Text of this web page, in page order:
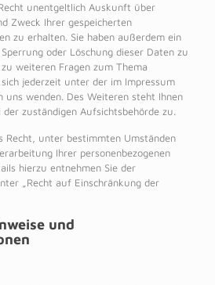
unentgeltlich Auskunft über
Zweck Ihrer gespeicherten
zu erhalten. Sie haben außerdem ein
oder Löschung dieser Daten zu
weiteren Fragen zum Thema
jederzeit unter der im Impressum
uns wenden. Des Weiteren steht Ihnen
zuständigen Aufsichtsbehörde zu.
Recht, unter bestimmten Umständen
Ihrer personenbezogenen
hierzu entnehmen Sie der
„Recht auf Einschränkung der
und